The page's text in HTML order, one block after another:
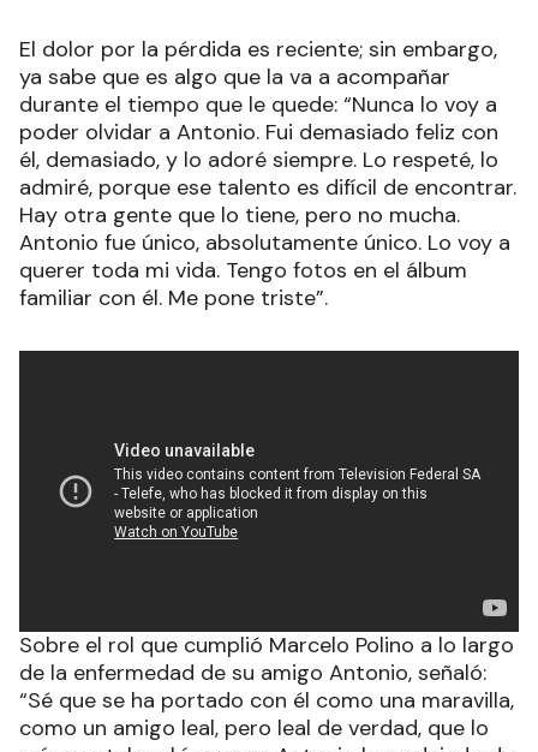
El dolor por la pérdida es reciente; sin embargo,
ya sabe que es algo que la va a acompañar
durante el tiempo que le quede: “Nunca lo voy a
poder olvidar a Antonio. Fui demasiado feliz con
él, demasiado, y lo adoré siempre. Lo respeté, lo
admiré, porque ese talento es difícil de encontrar.
Hay otra gente que lo tiene, pero no mucha.
Antonio fue único, absolutamente único. Lo voy a
querer toda mi vida. Tengo fotos en el álbum
familiar con él. Me pone triste”.
Sobre el rol que cumplió Marcelo Polino a lo largo
de la enfermedad de su amigo Antonio, señaló:
“Sé que se ha portado con él como una maravilla,
como un amigo leal, pero leal de verdad, que lo